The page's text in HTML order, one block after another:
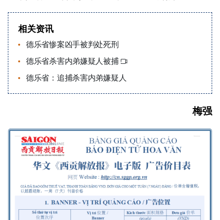
相关资讯
德乐省惨案凶手被判处死刑
德乐省杀害内弟嫌疑人被捕
德乐省：追捕杀害内弟嫌疑人
梅强